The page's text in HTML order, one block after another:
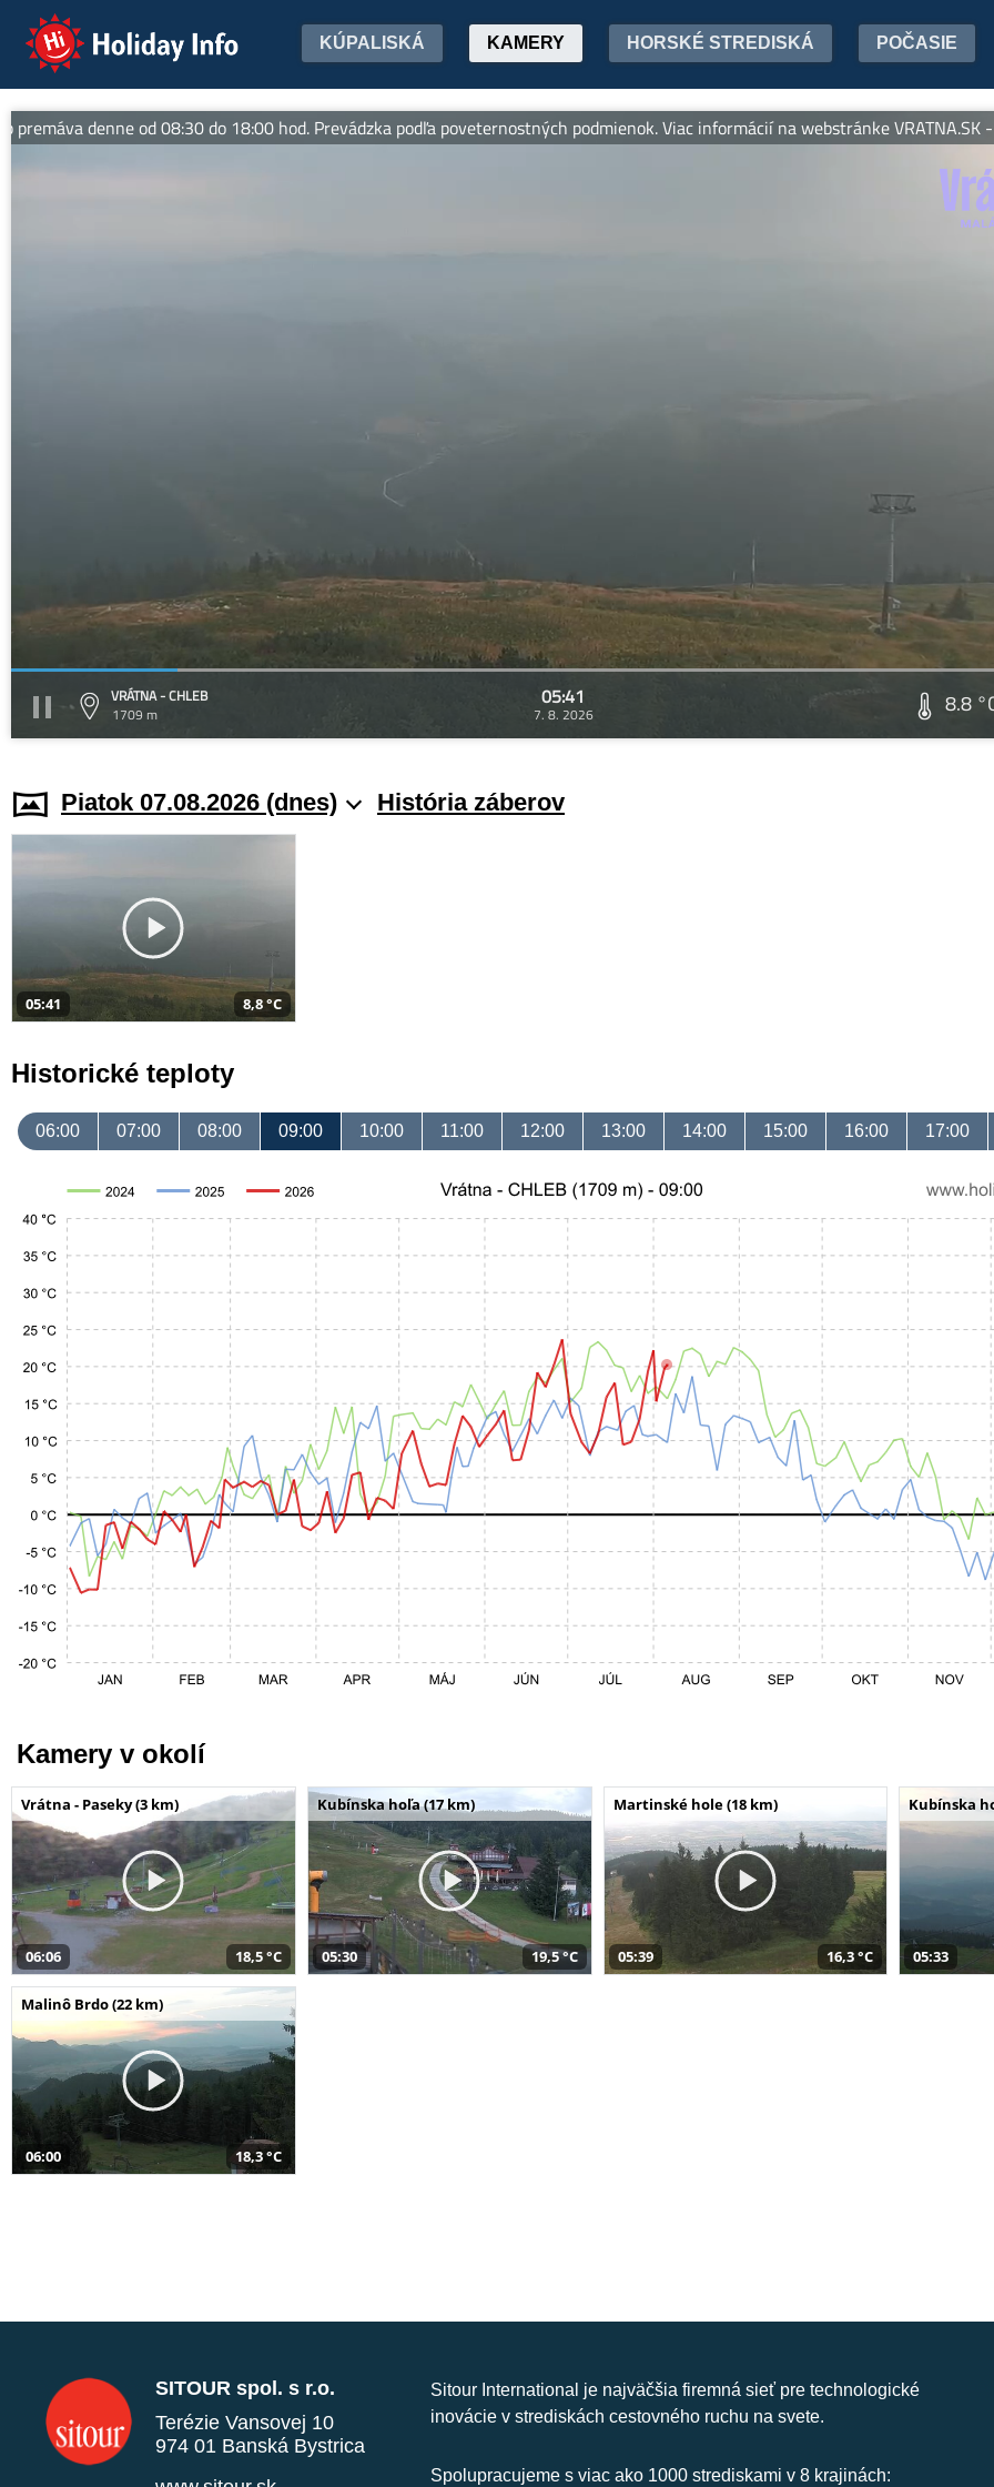
Holiday Info KÚPALISKÁ KAMERY HORSKÉ STREDISKÁ POČASIE
denne od 08:30 do 18:00 hod. Prevádzka podľa poveternostných podmienok. Viac informácií na webstránke VRATNA.SK
VRÁTNA - CHLEB
1709 m
05:41
7. 8. 2026 8.8
Piatok 07.08.2026 (dnes) História záberov
05:41 8,8 °C
Historické teploty
06:00 07:00 08:00 09:00 10:00 11:00 12:00 13:00 14:00 15:00 16:00 17:00
Kamery v okolí
Vrátna - Paseky (3 km)
06:06 18,5 °C
Kubínska hoľa (17 km)
05:30 19,5 °C
Martinské hole (18 km)
05:39 16,3 °C
Kubínska
05:33
Malinô Brdo (22 km)
06:00 18,3 °C
SITOUR spol. s r.o.
Terézie Vansovej 10
974 01 Banská Bystrica
Sitour International je najväčšia firemná sieť pre technologické
inovácie v strediskách cestovného ruchu na svete.
Spolupracujeme s viac ako 1000 strediskami v 8 krajinách: